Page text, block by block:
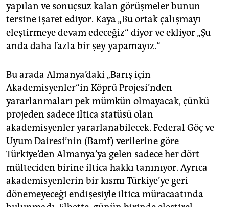
yapılan ve sonuçsuz kalan görüşmeler bunun
tersine işaret ediyor. Kaya „Bu ortak çalışmayı
eleştirmeye devam edeceğiz“ diyor ve ekliyor „Şu
anda daha fazla bir şey yapamayız.“
Bu arada Almanya’daki „Barış için
Akademisyenler“in Köprü Projesi’nden
yararlanmaları pek mümkün olmayacak, çünkü
projeden sadece iltica statüsü olan
akademisyenler yararlanabilecek. Federal Göç ve
Uyum Dairesi’nin (Bamf) verilerine göre
Türkiye’den Almanya’ya gelen sadece her dört
mülteciden birine iltica hakkı tanınıyor. Ayrıca
akademisyenlerin bir kısmı Türkiye’ye geri
dönemeyeceği endişesiyle iltica müracaatında